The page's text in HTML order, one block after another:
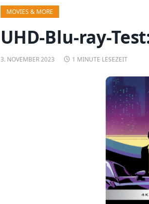
MOVIES & MORE
UHD-Blu-ray-
3. NOVEMBER 2023 1 MINUTE LESEZEIT